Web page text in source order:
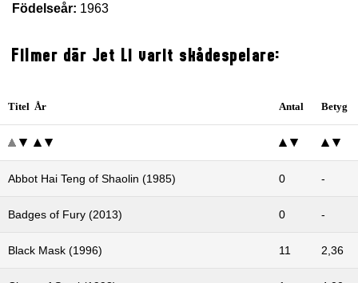
Födelseår: 1963
Filmer där Jet Li varit skådespelare:
Titel År Antal Betyg
Abbot Hai Teng of Shaolin (1985) 0 -
Badges of Fury (2013) 0 -
Black Mask (1996) 11 2,36